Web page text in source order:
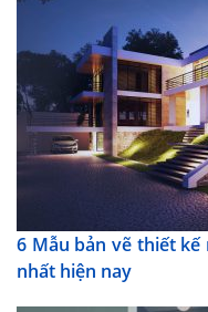
6 Mẫu bản vẽ thiết
nhất hiện nay